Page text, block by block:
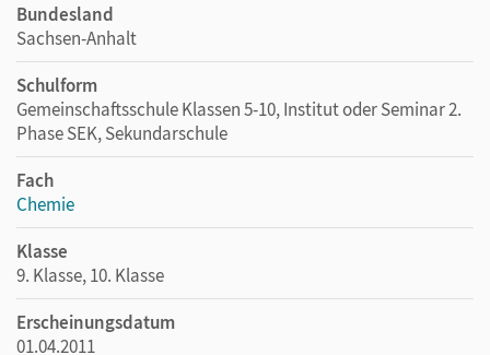
Bundesland
Sachsen-Anhalt
Schulform
Gemeinschaftsschule Klassen 5-10, Institut oder Seminar 2.
Phase SEK, Sekundarschule
Fach
Chemie
Klasse
9. Klasse, 10. Klasse
Erscheinungsdatum
01.04.2011